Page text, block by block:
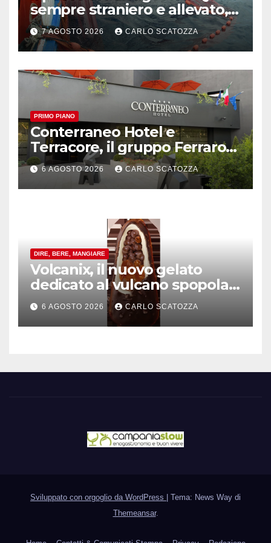
sempre straniero e allevato,
in sofferenza
7 AGOSTO 2026 CARLO SCATOZZA
PRIMO PIANO
Conterraneo Hotel e
Terracore, il gruppo Ferraro
amplia l’ ospitalità e il gusto
alle porte di Caserta
6 AGOSTO 2026 CARLO SCATOZZA
DIRE, BERE, MANGIARE
Volcanix, il nuovo gelato
dedicato al vulcano spopola,
è nato a Caivano
6 AGOSTO 2026 CARLO SCATOZZA
Sviluppato con orgoglio da WordPress
Tema: News Way di
Themeansar.